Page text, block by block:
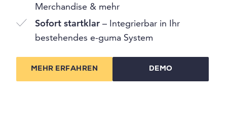
Merchandise & mehr
Sofort startklar – Integrierbar in Ihr
bestehendes e-guma System
MEHR ERFAHREN DEMO